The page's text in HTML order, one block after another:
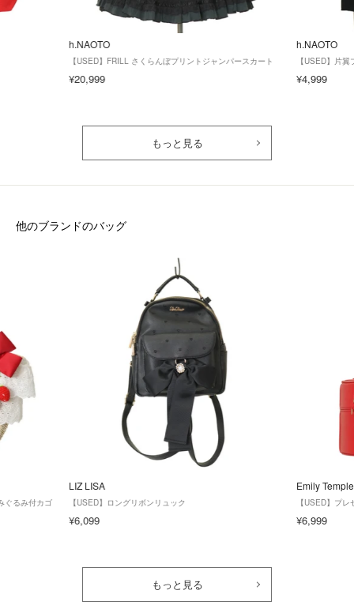
h.NAOTO
【USED】FRILL さくらんぼプリントジャンパースカート
¥20,999
h.NAOTO
【USED】片
¥4,999
もっと見る
他のブランドのバッグ
ぐるみ付カゴ
LIZ LISA
【USED】ロングリボンリュック
¥6,099
Emily
【USED】プ
¥6,999
もっと見る